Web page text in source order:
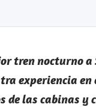
tren nocturno a
experiencia en
de las cabinas y